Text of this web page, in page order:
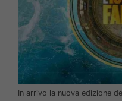
In arrivo la nuova edizione